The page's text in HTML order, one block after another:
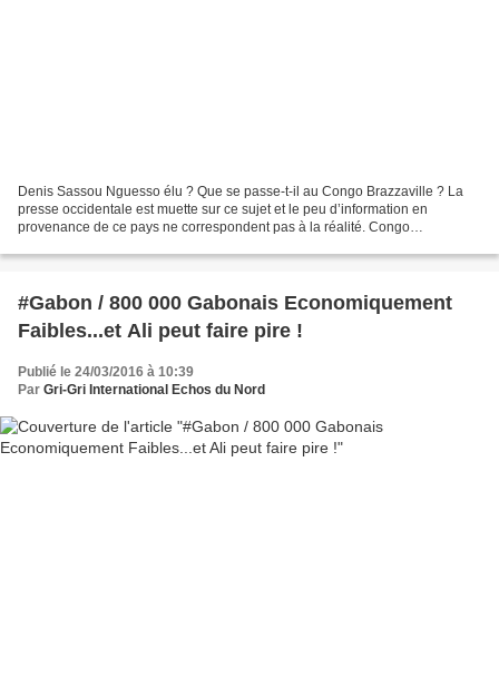
Denis Sassou Nguesso élu ? Que se passe-t-il au Congo Brazzaville ? La
presse occidentale est muette sur ce sujet et le peu d’information en
provenance de ce pays ne correspondent pas à la réalité. Congo
#Gabon / 800 000 Gabonais Economiquement
Faibles...et Ali peut faire pire !
Publié le 24/03/2016 à 10:39
Par Gri-Gri International Echos du Nord